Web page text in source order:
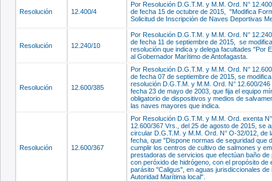
Resolución 12.400/4
Por Resolución D.G.T.M. y M.M. Ord. N°
de fecha 15 de octubre de 2015, "Modifica
Solicitud de Inscripción de Naves Deportivas
Resolución 12.240/10
Por Resolución D.G.T.M. y M.M. Ord. N°
de fecha 11 de septiembre de 2015, se modifica
resolución que indica y delega facultades "Por
al Gobernador Marítimo de Antofagasta.
Resolución 12.600/385
Por Resolución D.G.T.M. y M.M. Ord. N°
de fecha 07 de septiembre de 2015, se modifica
resolución D.G.T.M. y M.M. Ord. N° 12.600/246
fecha 23 de mayo de 2003, que fija el equipo
obligatorio de dispositivos y medios de
las naves mayores que indica.
Resolución 12.600/367
Por Resolución D.G.T.M. y M.M. Ord. exenta N°
12.600/367 Vrs., del 25 de agosto de 2015, se
circular D.G.T.M. y M.M. Ord. N° O-32/012, de
fecha, que "Dispone normas de seguridad que
cumplir los centros de cultivo de salmones y
prestadoras de servicios que efectúan baño de
con peróxido de hidrógeno, con el propósito de
parásito "Caligus", en aguas jurisdiccionales de
Autoridad Marítima local".